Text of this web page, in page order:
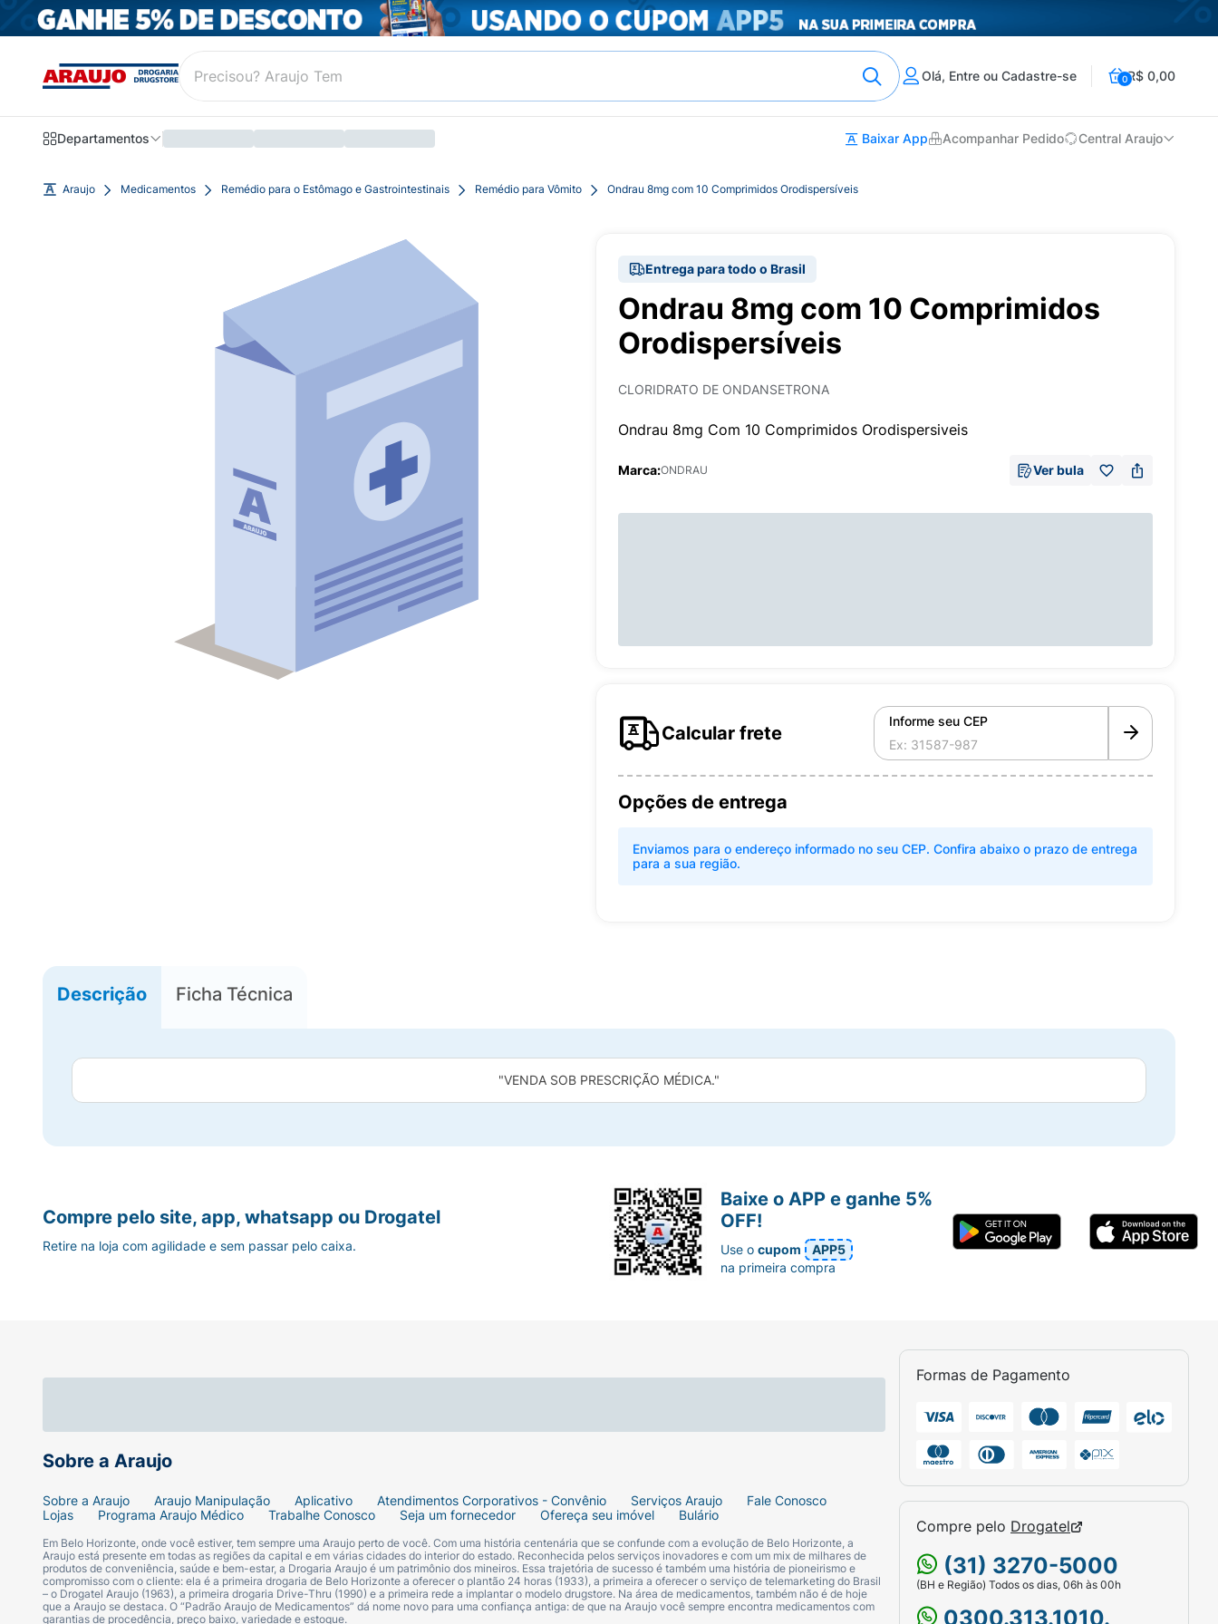
Olá, Entre ou Cadastre-se 0R$ 0,00
Departamentos Baixar App Acompanhar Pedido Central Araujo
Araujo Medicamentos Remédio para o Estômago e Gastrointestinais Remédio para Vômito Ondrau 8mg com 10 Comprimidos Orodispersíveis
Entrega para todo o Brasil
Ondrau 8mg com 10 Comprimidos
Orodispersíveis
CLORIDRATO DE ONDANSETRONA
Ondrau 8mg Com 10 Comprimidos Orodispersiveis
Marca:ONDRAU Ver bula
Calcular frete
Informe seu CEP
Opções de entrega
Enviamos para o endereço informado no seu CEP. Confira abaixo o prazo de entrega
para a sua região.
Descrição Ficha Técnica
"VENDA SOB PRESCRIÇÃO MÉDICA."
Sobre a Araujo
Sobre a Araujo Araujo Manipulação Aplicativo Atendimentos Corporativos - Convênio Serviços Araujo
Fale Conosco
Lojas
Programa Araujo Médico Trabalhe Conosco Seja um fornecedor Ofereça seu imóvel Bulário
Em Belo Horizonte, onde você estiver, tem sempre uma Araujo perto de você. Com uma história centenária que se confunde com a evolução de Belo Horizonte, a
Araujo está presente em todas as regiões da capital e em várias cidades do interior do estado. Reconhecida pelos serviços inovadores e com um mix de milhares de
produtos de conveniência, saúde e bem-estar, a Drogaria Araujo é um patrimônio dos mineiros. Essa trajetória de sucesso é também uma história de pioneirismo e
compromisso com o cliente: ela é a primeira drogaria de Belo Horizonte a oferecer o plantão 24 horas (1933), a primeira a oferecer o serviço de telemarketing do Brasil
– o Drogatel Araujo (1963), a primeira drogaria Drive-Thru (1990) e a primeira rede a implantar o modelo drugstore. Na área de medicamentos, também não é de hoje
que a Araujo se destaca. O “Padrão Araujo de Medicamentos” dá nome novo para uma confiança antiga: de que na Araujo você sempre encontra medicamentos com
garantias de procedência, preço baixo, variedade e estoque.
Formas de Pagamento
Compre pelo Drogatel
(31) 3270-5000
(BH e Região) Todos os dias, 06h às 00h
0300.313.1010.
Compre pelo site, app, whatsapp ou Drogatel
Retire na loja com agilidade e sem passar pelo caixa.
Baixe o APP e ganhe 5%
OFF!
Use ocupom
APP5
na primeira compra